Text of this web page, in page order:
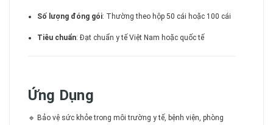
Số lượng đóng gói: Thường theo hộp 50 cái hoặc 100 cái
Tiêu chuẩn: Đạt chuẩn y tế Việt Nam hoặc quốc tế
Ứng Dụng
🔹 Bảo vệ sức khỏe trong môi trường y tế, bệnh viện, phòng